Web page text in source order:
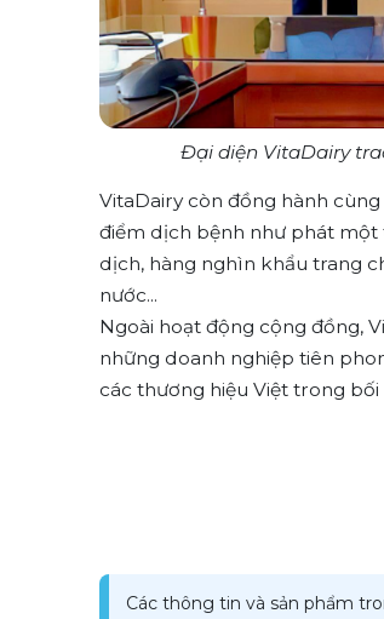
Đại diện VitaDairy
VitaDairy còn đồng hành
điểm dịch bệnh như phát một
dịch, hàng nghìn khẩu trang
nước...
Ngoài hoạt động cộng đồng,
những doanh nghiệp tiên
các thương hiệu Việt trong
Các thông tin và sản phẩm